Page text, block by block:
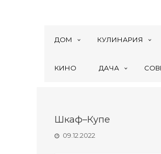
ДОМ КУЛИНАРИЯ
КИНО ДАЧА
Шкаф–Купе
09.12.2022